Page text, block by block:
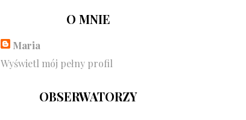
O MNIE
Maria
Wyświetl mój pełny profil
OBSERWATORZY